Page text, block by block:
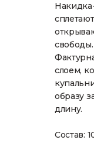
свободы.
слоем,
образу
длину.
Состав: